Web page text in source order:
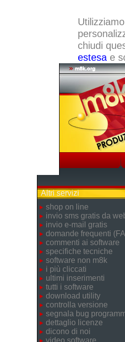
chiudi
estesae
Altri servizi
shop on line
invio sms gratis da
invio e-mail gratis
domande frequenti
commenti ai software
specifiche tecniche
software non m8k
i più cliccati
ultimi inserimenti
tutti i software
download utility
controlla versione
segnala bug
dettaglio licenze
dicono di noi
video software